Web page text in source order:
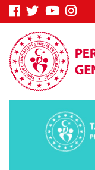
Genç Bilgi
Sistemi